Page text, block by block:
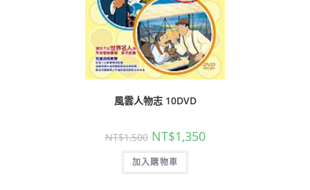
風雲人物志 10DVD
NT$1,500 NT$1,350
加入購物車